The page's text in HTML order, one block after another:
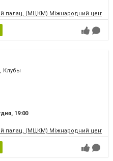
палац, (МЦКМ) Міжнародний центр
Клубы
19:00
палац, (МЦКМ) Міжнародний центр